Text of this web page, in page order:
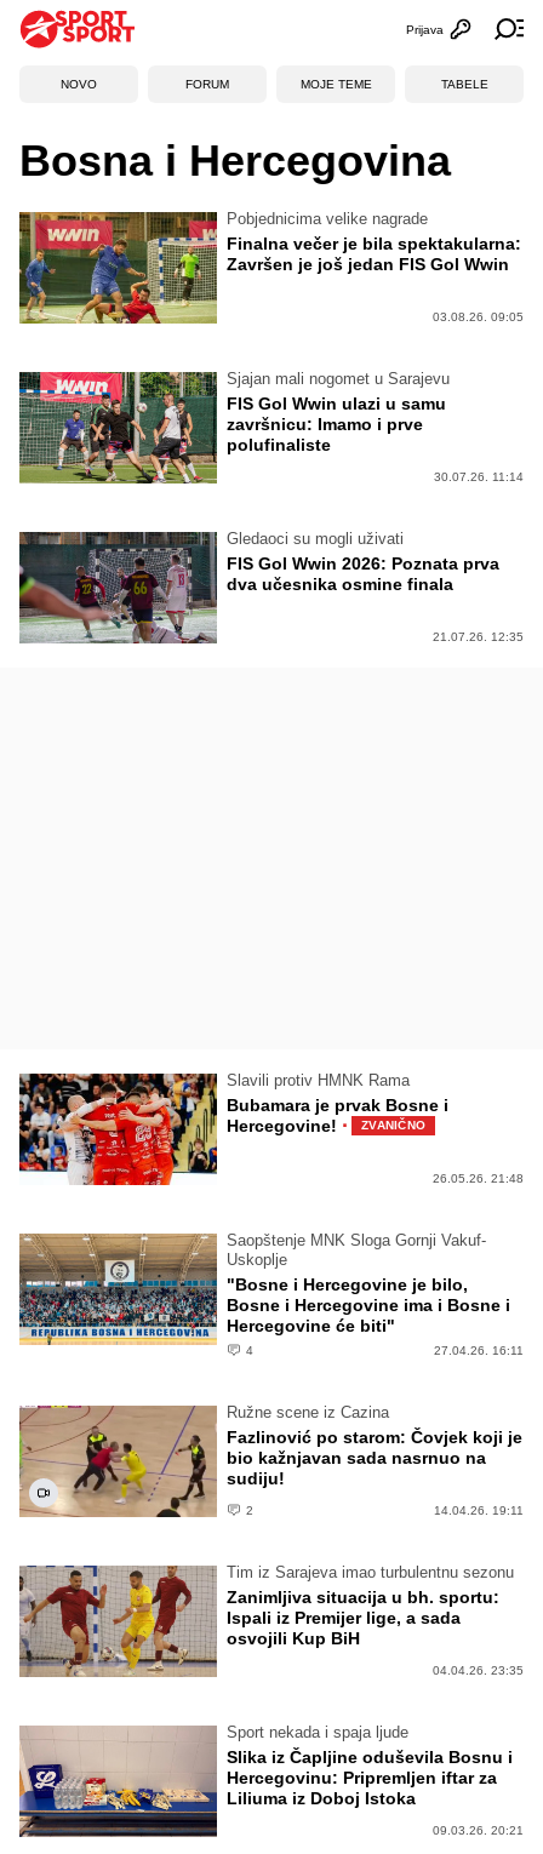
Otvori
Prijava
NOVO FORUM MOJE TEME TABELE
Bosna i Hercegovina
Pobjednicima velike nagrade
Finalna večer je bila spektakularna:
Završen je još jedan FIS Gol Wwin
03.08.26. 09:05
Sjajan mali nogomet u Sarajevu
FIS Gol Wwin ulazi u samu
završnicu: Imamo i prve
polufinaliste
30.07.26. 11:14
Gledaoci su mogli uživati
FIS Gol Wwin 2026: Poznata prva
dva učesnika osmine finala
21.07.26. 12:35
Slavili protiv HMNK Rama
Bubamara je prvak Bosne i
Hercegovine! · ZVANIČNO
26.05.26. 21:48
Saopštenje MNK Sloga Gornji Vakuf-
Uskoplje
"Bosne i Hercegovine je bilo,
Bosne i Hercegovine ima i Bosne i
Hercegovine će biti"
4 27.04.26. 16:11
Ružne scene iz Cazina
Fazlinović po starom: Čovjek koji je
bio kažnjavan sada nasrnuo na
sudiju!
2 14.04.26. 19:11
Tim iz Sarajeva imao turbulentnu sezonu
Zanimljiva situacija u bh. sportu:
Ispali iz Premijer lige, a sada
osvojili Kup BiH
04.04.26. 23:35
Sport nekada i spaja ljude
Slika iz Čapljine oduševila Bosnu i
Hercegovinu: Pripremljen iftar za
Liliuma iz Doboj Istoka
09.03.26. 20:21